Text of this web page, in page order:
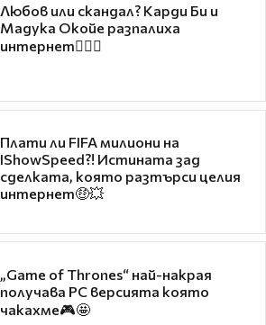
Любов или скандал? Карди Би и
Мадука Окойе разпалиха
интернет❤️‍🔥🔥
Плати ли FIFA милиони на
IShowSpeed?! Истината зад
сделката, която разтърси целия
интернет🤑💥
„Game of Thrones“ най-накрая
получава PC версията която
чакахме🎮🤩